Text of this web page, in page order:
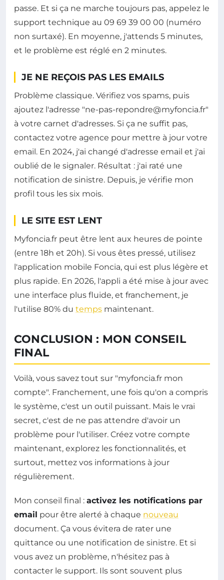
passe. Et si ça ne marche toujours pas, appelez le
support technique au 09 69 39 00 00 (numéro
non surtaxé). En moyenne, j'attends 5 minutes,
et le problème est réglé en 2 minutes.
JE NE REÇOIS PAS LES EMAILS
Problème classique. Vérifiez vos spams, puis
ajoutez l'adresse "ne-pas-repondre@myfoncia.fr"
à votre carnet d'adresses. Si ça ne suffit pas,
contactez votre agence pour mettre à jour votre
email. En 2024, j'ai changé d'adresse email et j'ai
oublié de le signaler. Résultat : j'ai raté une
notification de sinistre. Depuis, je vérifie mon
profil tous les six mois.
LE SITE EST LENT
Myfoncia.fr peut être lent aux heures de pointe
(entre 18h et 20h). Si vous êtes pressé, utilisez
l'application mobile Foncia, qui est plus légère et
plus rapide. En 2026, l'appli a été mise à jour avec
une interface plus fluide, et franchement, je
l'utilise 80% du temps maintenant.
CONCLUSION : MON CONSEIL
FINAL
Voilà, vous savez tout sur "myfoncia.fr mon
compte". Franchement, une fois qu'on a compris
le système, c'est un outil puissant. Mais le vrai
secret, c'est de ne pas attendre d'avoir un
problème pour l'utiliser. Créez votre compte
maintenant, explorez les fonctionnalités, et
surtout, mettez vos informations à jour
régulièrement.
Mon conseil final : activez les notifications par
email pour être alerté à chaque nouveau
document. Ça vous évitera de rater une
quittance ou une notification de sinistre. Et si
vous avez un problème, n'hésitez pas à
contacter le support. Ils sont souvent plus